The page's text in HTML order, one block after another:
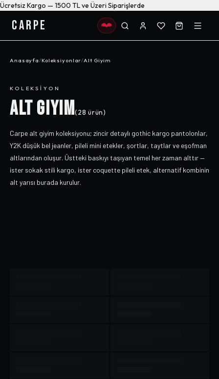
Ücretsiz Kargo — 1500 TL ve Üzeri Siparişlerde
CARPE
Anasayfa/Koleksiyonlar/Alt Giyim
KOLEKSIYON
ALT GIYIM(28 ürün)
Carpe alt giyim koleksiyonu; zincir detaylı gothic kargo pantolonlar,
Y2K düşük bel jeanler, pileli mini etekler, şortlar, taytlar ve eşofman
altlarından oluşur. Üstteki baskıyı taşıyan temel her zaman alttır —
ister sokak stili kargo, ister coquette pileli etek, alternatif kombinin
alt yarısı burada kurulur.